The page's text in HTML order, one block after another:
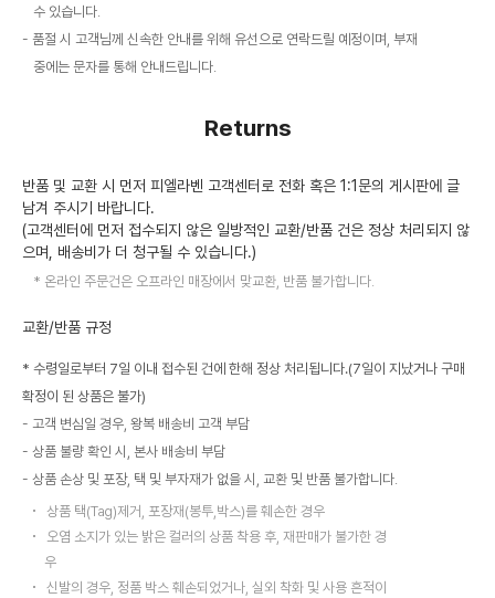
수 있습니다.
품절 시 고객님께 신속한 안내를 위해 유선으로 연락드릴 예정이며, 부재
중에는 문자를 통해 안내드립니다.
Returns
반품 및 교환 시 먼저 피엘라벤 고객센터로 전화 혹은 1:1문의 게시판에 글
남겨 주시기 바랍니다.
(고객센터에 먼저 접수되지 않은 일방적인 교환/반품 건은 정상 처리되지 않
으며, 배송비가 더 청구될 수 있습니다.)
온라인 주문건은 오프라인 매장에서 맞교환, 반품 불가합니다.
교환/반품 규정
* 수령일로부터 7일 이내 접수된 건에 한해 정상 처리됩니다.(7일이 지났거나 구매
확정이 된 상품은 불가)
고객 변심일 경우, 왕복 배송비 고객 부담
상품 불량 확인 시, 본사 배송비 부담
상품 손상 및 포장, 택 및 부자재가 없을 시, 교환 및 반품 불가합니다.
상품 택(Tag)제거, 포장재(봉투,박스)를 훼손한 경우
오염 소지가 있는 밝은 컬러의 상품 착용 후, 재판매가 불가한 경
우
신발의 경우, 정품 박스 훼손되었거나, 실외 착화 및 사용 흔적이